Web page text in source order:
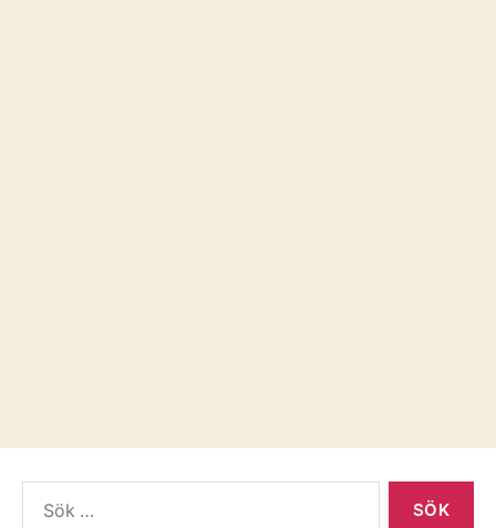
efter: